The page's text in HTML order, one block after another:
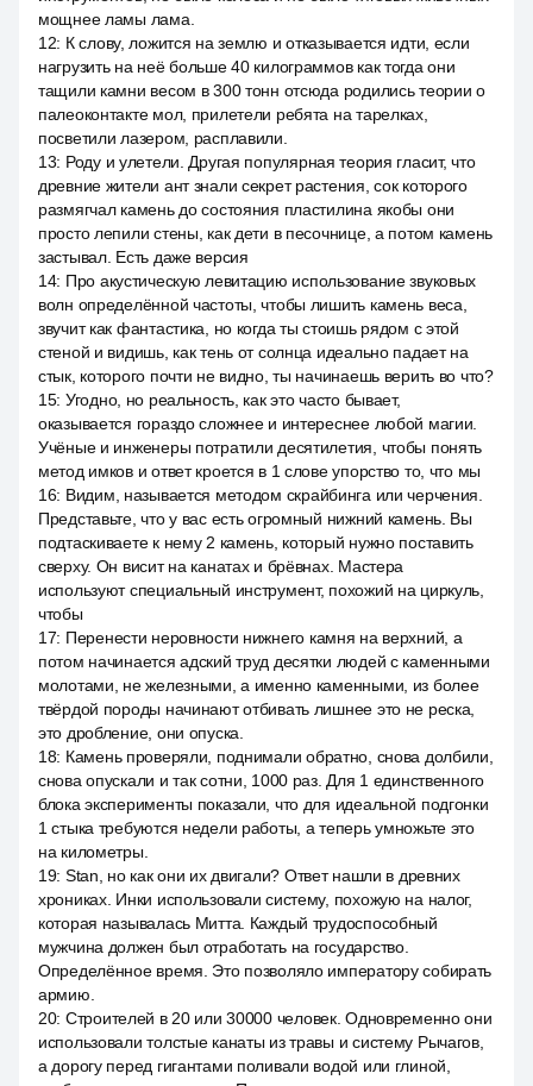
мощнее ламы лама.
12: К слову, ложится на землю и отказывается идти, если
нагрузить на неё больше 40 килограммов как тогда они
тащили камни весом в 300 тонн отсюда родились теории о
палеоконтакте мол, прилетели ребята на тарелках,
посветили лазером, расплавили.
13: Роду и улетели. Другая популярная теория гласит, что
древние жители ант знали секрет растения, сок которого
размягчал камень до состояния пластилина якобы они
просто лепили стены, как дети в песочнице, а потом камень
застывал. Есть даже версия
14: Про акустическую левитацию использование звуковых
волн определённой частоты, чтобы лишить камень веса,
звучит как фантастика, но когда ты стоишь рядом с этой
стеной и видишь, как тень от солнца идеально падает на
стык, которого почти не видно, ты начинаешь верить во что?
15: Угодно, но реальность, как это часто бывает,
оказывается гораздо сложнее и интереснее любой магии.
Учёные и инженеры потратили десятилетия, чтобы понять
метод имков и ответ кроется в 1 слове упорство то, что мы
16: Видим, называется методом скрайбинга или черчения.
Представьте, что у вас есть огромный нижний камень. Вы
подтаскиваете к нему 2 камень, который нужно поставить
сверху. Он висит на канатах и брёвнах. Мастера
используют специальный инструмент, похожий на циркуль,
чтобы
17: Перенести неровности нижнего камня на верхний, а
потом начинается адский труд десятки людей с каменными
молотами, не железными, а именно каменными, из более
твёрдой породы начинают отбивать лишнее это не реска,
это дробление, они опуска.
18: Камень проверяли, поднимали обратно, снова долбили,
снова опускали и так сотни, 1000 раз. Для 1 единственного
блока эксперименты показали, что для идеальной подгонки
1 стыка требуются недели работы, а теперь умножьте это
на километры.
19: Stan, но как они их двигали? Ответ нашли в древних
хрониках. Инки использовали систему, похожую на налог,
которая называлась Митта. Каждый трудоспособный
мужчина должен был отработать на государство.
Определённое время. Это позволяло императору собирать
армию.
20: Строителей в 20 или 30000 человек. Одновременно они
использовали толстые канаты из травы и систему Рычагов,
а дорогу перед гигантами поливали водой или глиной,